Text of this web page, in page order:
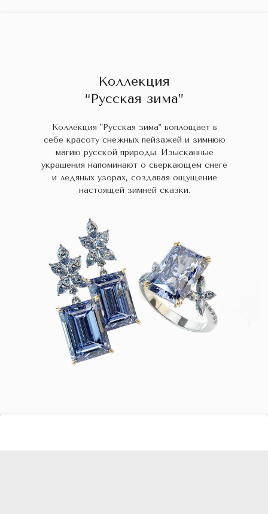
Коллекция
“Русская зима”
Коллекция "Русская зима" воплощает в
себе красоту снежных пейзажей и зимнюю
магию русской природы. Изысканные
украшения напоминают о сверкающем снеге
и ледяных узорах, создавая ощущение
настоящей зимней сказки.